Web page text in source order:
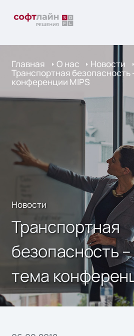
Главная О нас Новости
Транспортная безопасность
конференции MIPS
Новости
Транспортная
безопасность
тема